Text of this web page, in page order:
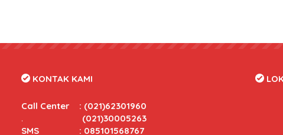
. (021)30005263
SMS : 085101568767
Whatsapp : 085101568767